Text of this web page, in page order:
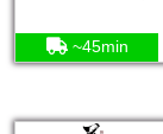
~45min